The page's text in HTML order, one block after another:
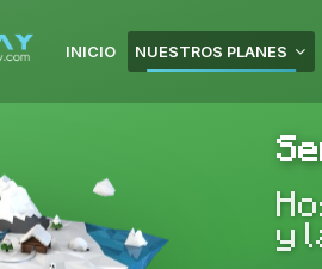
INICIO NUESTROS PLANES
y